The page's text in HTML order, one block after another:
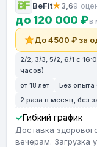
BeFit★3,69
до 120 000 ₽в
До 4500 ₽ за
2/2, 3/3, 5/2, 6/1 с
часов)
от 18 лет
Без опыта
2 раза в месяц, без
Гибкий график
Доставка
вечерам. Загрузка